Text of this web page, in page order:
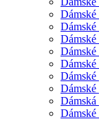
Dámské
Dámské
Dámská